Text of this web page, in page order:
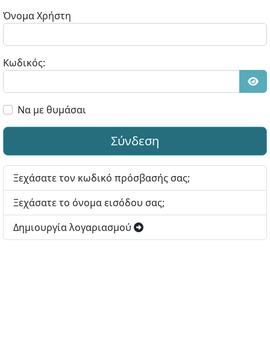
Όνομα Χρήστη
Κωδικός:
Να με θυμάσαι
Σύνδεση
Ξεχάσατε τον κωδικό πρόσβασής σας;
Ξεχάσατε το όνομα εισόδου σας;
Δημιουργία λογαριασμού